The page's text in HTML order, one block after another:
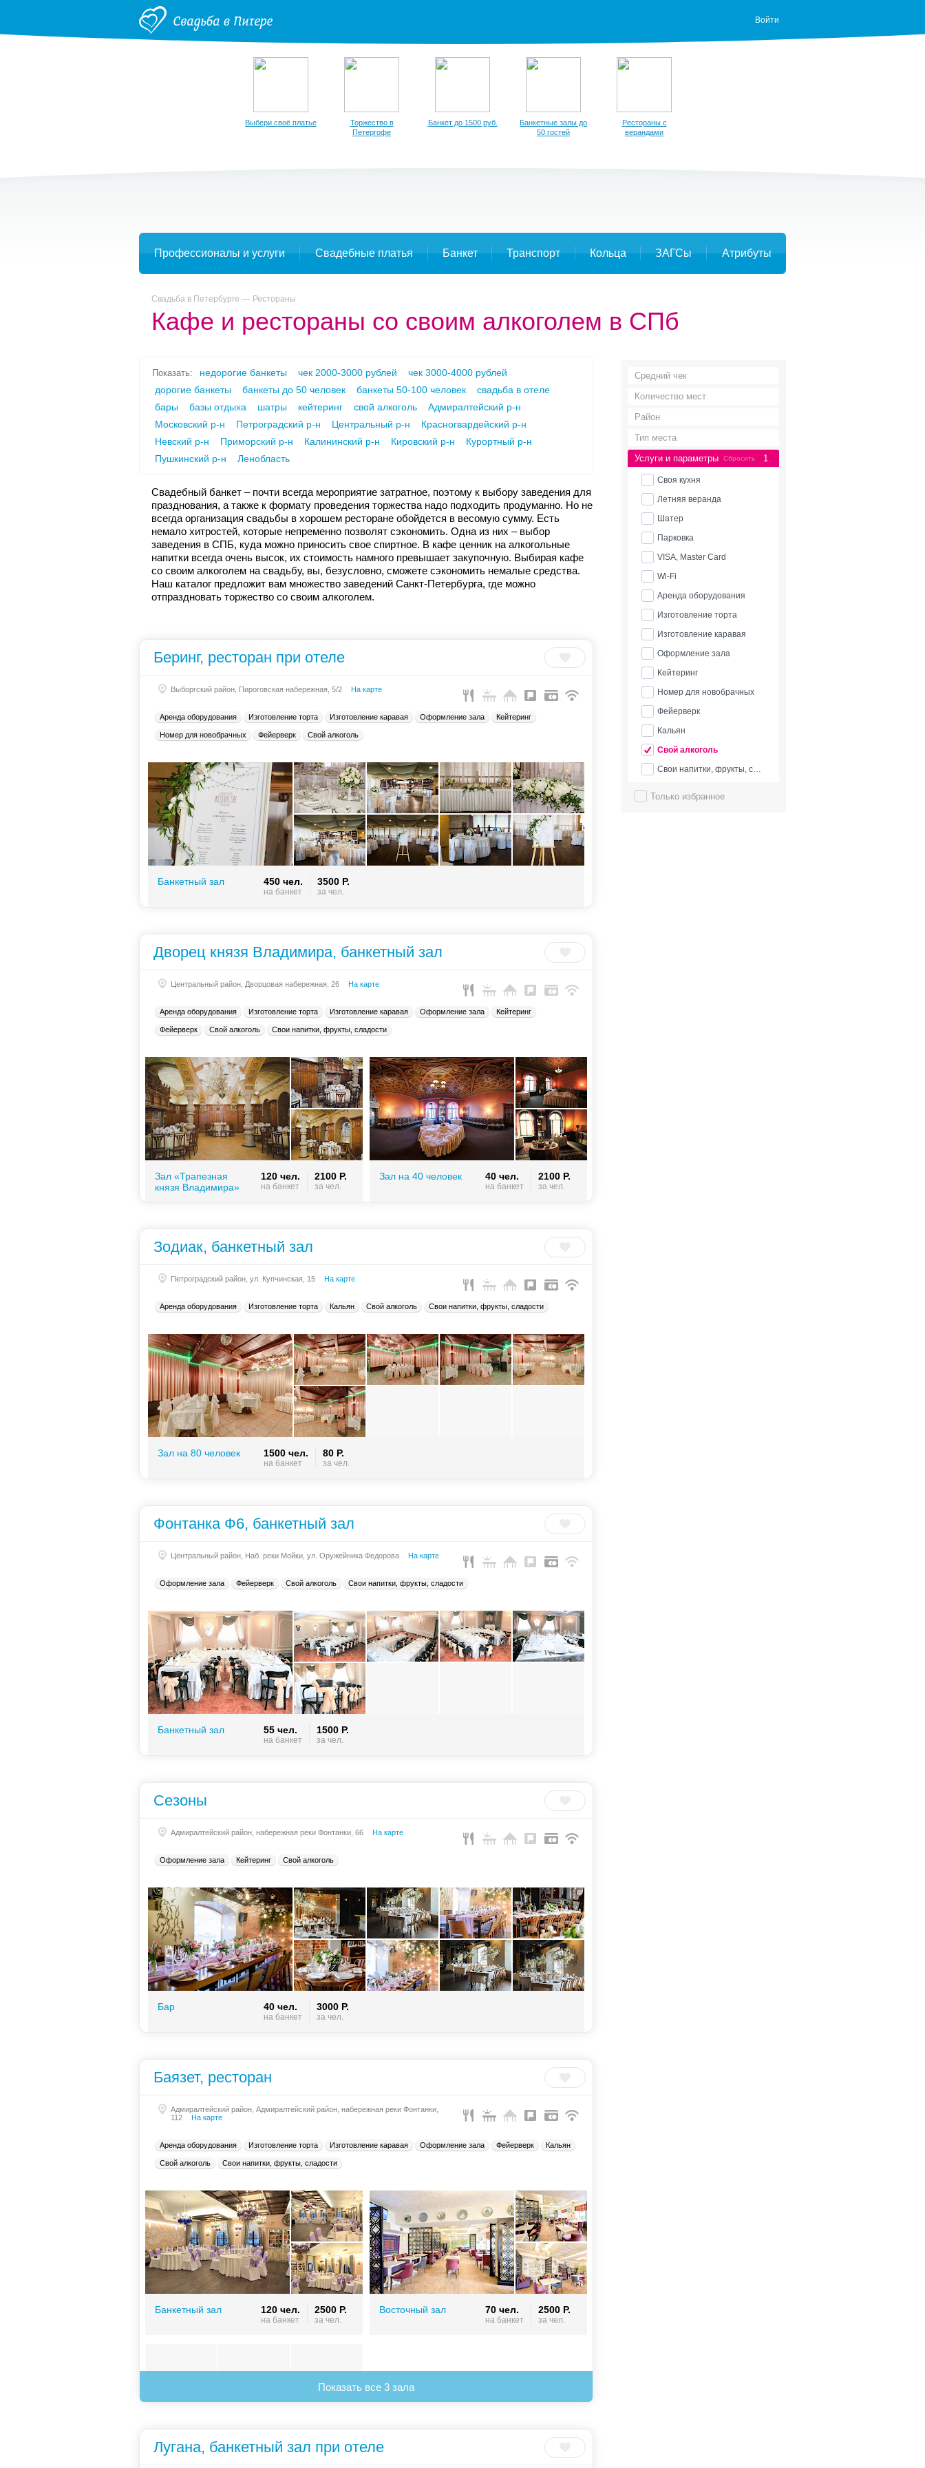
Войти
Выбери своё платье
Торжество в
Петергофе
Банкет до 1500 руб.
Банкетные залы до
50 гостей
Рестораны с
верандами
Профессионалы и услуги Свадебные платья Банкет Транспорт Кольца ЗАГСы Атрибуты
Свадьба в Петербурге Рестораны
Кафе и рестораны со своим алкоголем в СПб
Средний чек
Количество мест
Район
Тип места
Услуги и параметры
Сбросить 1
Своя кухня
Летняя веранда
Шатер
Парковка
VISA, Master Card
Wi-Fi
Аренда оборудования
Изготовление торта
Изготовление каравая
Оформление зала
Кейтеринг
Номер для новобрачных
Фейерверк
Кальян
Свой алкоголь
Свои напитки, фрукты, сладости
Только избранное
Показать: недорогие банкеты чек 2000-3000 рублей
чек 3000-4000 рублей
дорогие банкеты
банкеты до 50 человек банкеты 50-100 человек
свадьба в отеле
бары
базы отдыха шатры кейтеринг свой алкоголь
Адмиралтейский р-н
Московский р-н
Петроградский р-н Центральный р-н
Красногвардейский р-н
Невский р-н
Приморский р-н Калининский р-н Кировский р-н
Курортный р-н
Пушкинский р-н
Ленобласть
Свадебный банкет – почти всегда мероприятие затратное, поэтому к выбору заведения для
празднования, а также к формату проведения торжества надо подходить продуманно. Но не
всегда организация свадьбы в хорошем ресторане обойдется в весомую сумму. Есть
немало хитростей, которые непременно позволят сэкономить. Одна из них – выбор
заведения в СПБ, куда можно приносить свое спиртное. В кафе ценник на алкогольные
напитки всегда очень высок, их стоимость намного превышает закупочную. Выбирая кафе
со своим алкоголем на свадьбу, вы, безусловно, сможете сэкономить немалые средства.
Наш каталог предложит вам множество заведений Санкт-Петербурга, где можно
отпраздновать торжество со своим алкоголем.
Беринг, ресторан при отеле
Выборгский район, Пироговская набережная, 5/2 На карте
Аренда оборудования Изготовление торта Изготовление каравая Оформление зала Кейтеринг
Номер для новобрачных Фейерверк Свой алкоголь
Банкетный зал 450 чел.
на банкет
3500 Р.
за чел.
Дворец князя Владимира, банкетный зал
Центральный район, Дворцовая набережная, 26 На карте
Аренда оборудования Изготовление торта Изготовление каравая Оформление зала Кейтеринг
Фейерверк Свой алкоголь Свои напитки, фрукты, сладости
Зал «Трапезная
князя Владимира»
120 чел.
на банкет
2100 Р.
за чел.
Зал на 40 человек 40 чел.
на банкет
2100 Р.
за чел.
Зодиак, банкетный зал
Петроградский район, ул. Купчинская, 15 На карте
Аренда оборудования Изготовление торта Кальян Свой алкоголь Свои напитки, фрукты, сладости
Зал на 80 человек 1500 чел.
на банкет
80 Р.
за чел.
Фонтанка Ф6, банкетный зал
Центральный район, Наб. реки Мойки, ул. Оружейника Федорова На карте
Оформление зала Фейерверк Свой алкоголь Свои напитки, фрукты, сладости
Банкетный зал 55 чел.
на банкет
1500 Р.
за чел.
Сезоны
Адмиралтейский район, набережная реки Фонтанки, 66 На карте
Оформление зала Кейтеринг Свой алкоголь
Бар 40 чел.
на банкет
3000 Р.
за чел.
Баязет, ресторан
Адмиралтейский район, Адмиралтейский район, набережная реки Фонтанки,
112
На карте
Аренда оборудования Изготовление торта Изготовление каравая Оформление зала Фейерверк Кальян
Свой алкоголь Свои напитки, фрукты, сладости
Показать все 3 зала
Банкетный зал 120 чел.
на банкет
2500 Р.
за чел.
Восточный зал 70 чел.
на банкет
2500 Р.
за чел.
Лугана, банкетный зал при отеле